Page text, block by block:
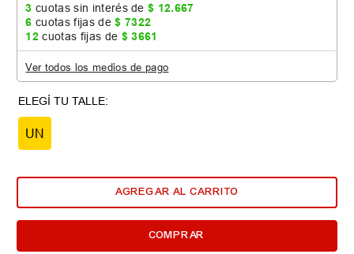
3 cuotas sin interés de$ 12.667
6 cuotas fijas de$ 7322
12 cuotas fijas de $ 3661
Ver todos los medios de pago
UN
AGREGAR AL CARRITO
COMPRAR